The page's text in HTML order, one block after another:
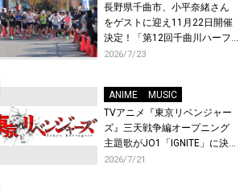
長野県千曲市、小平奈緒さん
をゲストに迎え11月22日開催
決定！「第12回千曲川ハーフ
マラソン」エントリー受付開
2026/7/23
ANIME
MUSIC
TVアニメ『東京リベンジャー
ズ』三天戦争編オープニング
主題歌がJO1「IGNITE」に決
定！メンバー全員から喜びと
2026/7/21